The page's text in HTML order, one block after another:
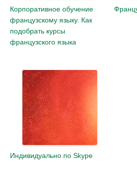
Корпоративное обучение
французскому языку. Как
подобрать курсы
французского языка
Индивидуально по Skype